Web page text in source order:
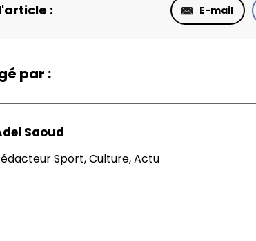
: E-mail
par :
Saoud
Sport, Culture, Actu